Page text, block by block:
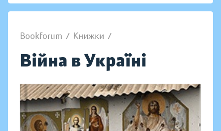
Bookforum / Книжки /
Війна в Україні